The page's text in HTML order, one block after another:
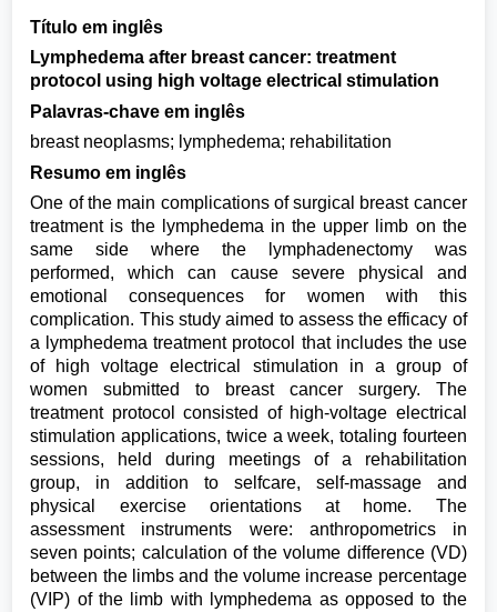
Título em inglês
Lymphedema after breast cancer: treatment
protocol using high voltage electrical stimulation
Palavras-chave em inglês
breast neoplasms; lymphedema; rehabilitation
Resumo em inglês
One of the main complications of surgical breast cancer
treatment is the lymphedema in the upper limb on the
same side where the lymphadenectomy was
performed, which can cause severe physical and
emotional consequences for women with this
complication. This study aimed to assess the efficacy of
a lymphedema treatment protocol that includes the use
of high voltage electrical stimulation in a group of
women submitted to breast cancer surgery. The
treatment protocol consisted of high-voltage electrical
stimulation applications, twice a week, totaling fourteen
sessions, held during meetings of a rehabilitation
group, in addition to selfcare, self-massage and
physical exercise orientations at home. The
assessment instruments were: anthropometrics in
seven points; calculation of the volume difference (VD)
between the limbs and the volume increase percentage
(VIP) of the limb with lymphedema as opposed to the